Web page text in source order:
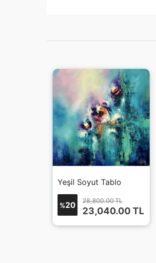
Yeşil Soyut Tablo
%20 28,800.00 TL
23,040.00 TL